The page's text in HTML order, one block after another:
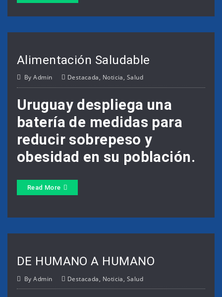
Alimentación Saludable
ByAdmin Destacada, Noticia, Salud
Uruguay despliega una
batería de medidas para
reducir sobrepeso y
obesidad en su población.
Read More
DE HUMANO A HUMANO
ByAdmin Destacada, Noticia, Salud